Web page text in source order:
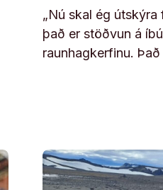
„Nú skal ég útskýra
það er stöðvun á
raunhagkerfinu.